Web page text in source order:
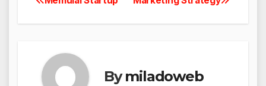
Navigasi
pos
Bymiladoweb